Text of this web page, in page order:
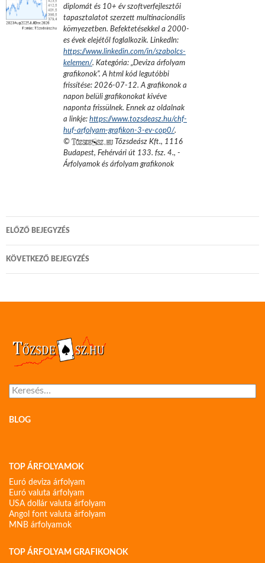
diplomát és 10+ év szoftverfejlesztői
tapasztalatot szerzett multinacionális
környezetben. Befektetésekkel a 2000-
es évek elejétől foglalkozik. LinkedIn:
https://www.linkedin.com/in/szabolcs-
kelemen/. Kategória: „Deviza árfolyam
grafikonok”.A html kód legutóbbi
frissítése: 2026-07-12. A grafikonok a
napon belüli grafikonokat kivéve
naponta frissülnek. Ennek az oldalnak
a linkje: https://www.tozsdeasz.hu/chf-
huf-arfolyam-grafikon-3-ev-cop0/.
©
Tőzsdeász Kft., 1116
Budapest, Fehérvári út 133. fsz. 4., -
Árfolyamok és árfolyam grafikonok
Bejegyzés
navigáció
ELŐZŐ BEJEGYZÉS
KÖVETKEZŐ BEJEGYZÉS
Keresés:
BLOG
TOP ÁRFOLYAMOK
Euró deviza árfolyam
Euró valuta árfolyam
USA dollár valuta árfolyam
Angol font valuta árfolyam
MNB árfolyamok
TOP ÁRFOLYAM GRAFIKONOK